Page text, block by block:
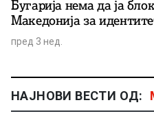
Бугарија нема да ја
Македонија за
пред 3 нед.
НАЈНОВИ ВЕСТИ ОД: